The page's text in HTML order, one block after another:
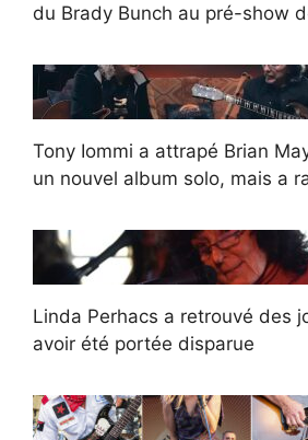
du Brady Bunch au pré-show
Tony Iommi a attrapé Brian
un nouvel album solo, mais a
Linda Perhacs a retrouvé des
avoir été portée disparue